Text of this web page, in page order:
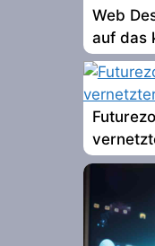
Web
auf das